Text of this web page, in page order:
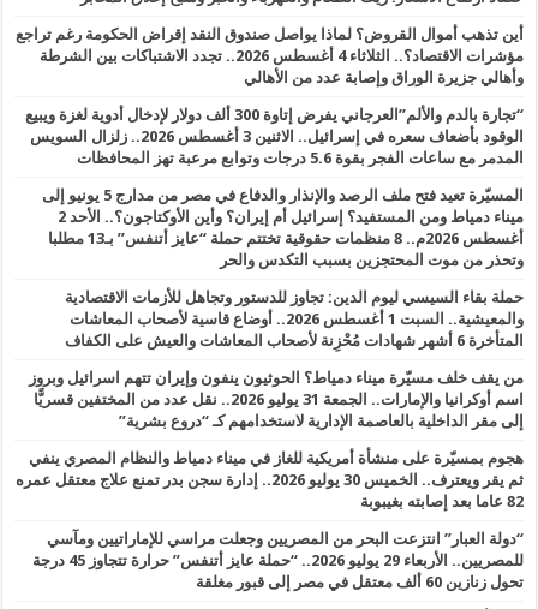
أين تذهب أموال القروض؟ لماذا يواصل صندوق النقد إقراض الحكومة رغم تراجع
مؤشرات الاقتصاد؟.. الثلاثاء 4 أغسطس 2026.. تجدد الاشتباكات بين الشرطة
وأهالي جزيرة الوراق وإصابة عدد من الأهالي
“تجارة بالدم والألم”العرجاني يفرض إتاوة 300 ألف دولار لإدخال أدوية لغزة ويبيع
الوقود بأضعاف سعره في إسرائيل.. الاثنين 3 أغسطس 2026.. زلزال السويس
المدمر مع ساعات الفجر بقوة 5.6 درجات وتوابع مرعبة تهز المحافظات
المسيّرة تعيد فتح ملف الرصد والإنذار والدفاع في مصر من مدارج 5 يونيو إلى
ميناء دمياط ومن المستفيد؟ إسرائيل أم إيران؟ وأين الأوكتاجون؟.. الأحد 2
أغسطس 2026م.. 8 منظمات حقوقية تختتم حملة “عايز أتنفس” بـ13 مطلبا
وتحذر من موت المحتجزين بسبب التكدس والحر
حملة بقاء السيسي ليوم الدين: تجاوز للدستور وتجاهل للأزمات الاقتصادية
والمعيشية.. السبت 1 أغسطس 2026.. أوضاع قاسية لأصحاب المعاشات
المتأخرة 6 أشهر شهادات مُحْزِنة لأصحاب المعاشات والعيش على الكفاف
من يقف خلف مسيّرة ميناء دمياط؟ الحوثيون ينفون وإيران تتهم اسرائيل وبروز
اسم أوكرانيا والإمارات.. الجمعة 31 يوليو 2026.. نقل عدد من المختفين قسريًّا
إلى مقر الداخلية بالعاصمة الإدارية لاستخدامهم كـ “دروع بشرية”
هجوم بمسيّرة على منشأة أمريكية للغاز في ميناء دمياط والنظام المصري ينفي
ثم يقر ويعترف.. الخميس 30 يوليو 2026.. إدارة سجن بدر تمنع علاج معتقل عمره
82 عاما بعد إصابته بغيبوبة
“دولة العبار” انتزعت البحر من المصريين وجعلت مراسي للإماراتيين ومآسي
للمصريين.. الأربعاء 29 يوليو 2026.. “حملة عايز أتنفس” حرارة تتجاوز 45 درجة
تحول زنازين 60 ألف معتقل في مصر إلى قبور مغلقة